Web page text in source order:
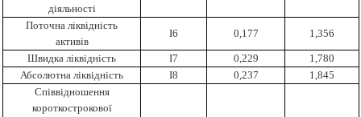
діяльності
Поточна ліквідність
активів
І6 0,177 1,356
Швидка ліквідність І7 0,229
1,780
Абсолютна ліквідність
І8 0,237
1,845
Співвідношення
короткострокової